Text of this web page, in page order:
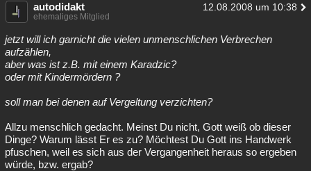
autodidakt 12.08.2008 um 10:38
ehemaliges Mitglied
jetzt will ich garnicht die vielen unmenschlichen Verbrechen
aufzählen,
aber was ist z.B. mit einem Karadzic?
oder mit Kindermördern ?
soll man bei denen auf Vergeltung verzichten?
Allzu menschlich gedacht. Meinst Du nicht, Gott weiß ob dieser
Dinge? Warum lässt Er es zu? Möchtest Du Gott ins Handwerk
pfuschen, weil es sich aus der Vergangenheit heraus so ergeben
würde, bzw. ergab?